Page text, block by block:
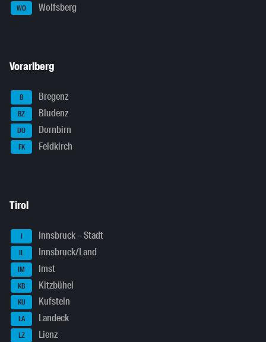
WO Wolfsberg
Vorarlberg
B Bregenz
BZ Bludenz
DO Dornbirn
FK Feldkirch
Tirol
I Innsbruck – Stadt
IL Innsbruck/Land
IM Imst
KB Kitzbühel
KU Kufstein
LA Landeck
LZ Lienz